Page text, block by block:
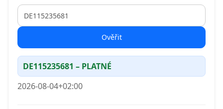
Ověřit
DE115235681 – PLATNÉ
2026-08-04+02:00